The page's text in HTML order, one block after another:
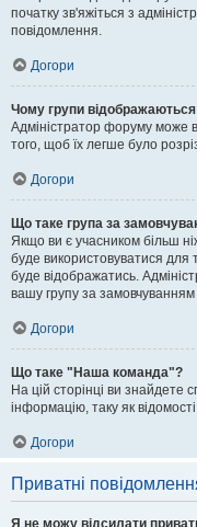
початку зв'яжіться з
повідомлення.
Догори
Чому групи
Адміністратор форуму може
того, щоб їх легше було
Догори
Що таке група за
Якщо ви є учасником більш
буде використовуватися для
буде відображатись.
вашу групу за
Догори
Що таке "Наша команда"?
На цій сторінці ви знайдете
інформацію, таку як
Догори
Приватні
Я не можу відсилати